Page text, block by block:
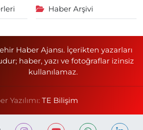
Haber Arşivi
Haber Ajansı. İçerikten yazarları
haber, yazı ve fotoğraflar izinsiz
kullanılamaz.
Yazılımı: TE Bilişim